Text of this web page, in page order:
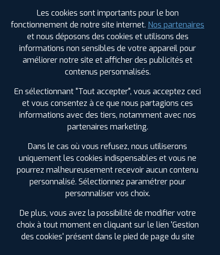
SPÉCIFICATIONS AVIS CLIENTS ÉTIQUETAGE
Étiquetage
Les cookies sont importants pour le bon
fonctionnement de notre site internet. Nos partenaires
et nous déposons des cookies et utilisons des
informations non sensibles de votre appareil pour
améliorer notre site et afficher des publicités et
contenus personnalisés.
En sélectionnant "Tout accepter", vous acceptez ceci
et vous consentez à ce que nous partagions ces
informations avec des tiers, notamment avec nos
partenaires marketing.
Dans le cas où vous refusez, nous utiliserons
uniquement les cookies indispensables et vous ne
pourrez malheureusement recevoir aucun contenu
personnalisé. Sélectionnez paramétrer pour
personnaliser vos choix.
De plus, vous avez la possibilité de modifier votre
choix à tout moment en cliquant sur le lien 'Gestion
des cookies' présent dans le pied de page du site